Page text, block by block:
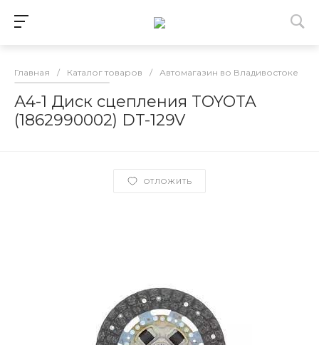
Главная / Каталог товаров / Автомагазин во Владивостоке
А4-1 Диск сцепления TOYOTA
(1862990002) DT-129V
ОТЛОЖИТЬ